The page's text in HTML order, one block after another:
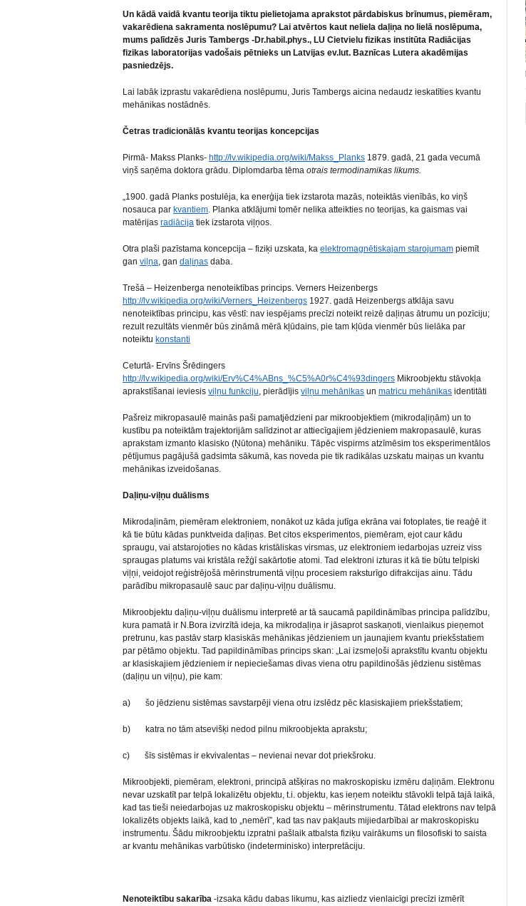
Un kādā vaidā kvantu teorija tiktu pielietojama aprakstot pārdabiskus brīnumus, piemēram,
vakarēdiena sakramenta noslēpumu? Lai atvērtos kaut neliela daļiņa no lielā noslēpuma,
mums palīdzēs Juris Tambergs -Dr.habil.phys., LU Cietvielu fizikas institūta Radiācijas
fizikas laboratorijas vadošais pētnieks un Latvijas ev.lut. Baznīcas Lutera akadēmijas
pasniedzējs.
Lai labāk izprastu vakarēdiena noslēpumu, Juris Tambergs aicina nedaudz ieskatīties kvantu
mehānikas nostādnēs.
Četras tradicionālās kvantu teorijas koncepcijas
Pirmā- Makss Planks- http://lv.wikipedia.org/wiki/Makss_Planks 1879. gadā, 21 gada vecumā
viņš saņēma doktora grādu. Diplomdarba tēma otrais termodinamikas likums.
„1900. gadā Planks postulēja, ka enerģija tiek izstarota mazās, noteiktās vienībās, ko viņš
nosauca par kvantiem. Planka atklājumi tomēr nelika atteikties no teorijas, ka gaismas vai
matērijas radiācija tiek izstarota viļņos.
Otra plaši pazīstama koncepcija – fiziķi uzskata, ka elektromagnētiskajam starojumam piemīt
gan viļņa, gan daļiņas daba.
Trešā – Heizenberga nenoteiktības princips. Verners Heizenbergs
http://lv.wikipedia.org/wiki/Verners_Heizenbergs 1927. gadā Heizenbergs atklāja savu
nenoteiktības principu, kas vēstī: nav iespējams precīzi noteikt reizē daļiņas ātrumu un pozīciju;
rezult rezultāts vienmēr būs zināmā mērā kļūdains, pie tam kļūda vienmēr būs lielāka par
noteiktu konstanti
Ceturtā- Ervīns Šrēdingers
http://lv.wikipedia.org/wiki/Erv%C4%ABns_%C5%A0r%C4%93dingers Mikroobjektu stāvokļa
aprakstīšanai ieviesis viļņu funkciju, pierādījis viļņu mehānikas un matricu mehānikas identitāti
Pašreiz mikropasaulē mainās paši pamatjēdzieni par mikroobjektiem (mikrodaļiņām) un to
kustību pa noteiktām trajektorijām salīdzinot ar attiecīgajiem jēdzieniem makropasaulē, kuras
aprakstam izmanto klasisko (Ņūtona) mehāniku. Tāpēc vispirms atzīmēsim tos eksperimentālos
pētījumus pagājušā gadsimta sākumā, kas noveda pie tik radikālas uzskatu maiņas un kvantu
mehānikas izveidošanas.
Daļiņu-viļņu duālisms
Mikrodaļinām, piemēram elektroniem, nonākot uz kāda jutīga ekrāna vai fotoplates, tie reaģē it
kā tie būtu kādas punktveida daļiņas. Bet citos eksperimentos, piemēram, ejot caur kādu
spraugu, vai atstarojoties no kādas kristāliskas virsmas, uz elektroniem iedarbojas uzreiz viss
spraugas platums vai kristāla režģī sakārtotie atomi. Tad elektroni izturas it kā tie būtu telpiski
viļņi, veidojot reģistrējošā mērinstrumentā viļņu procesiem raksturīgo difrakcijas ainu. Tādu
parādību mikropasaulē sauc par daļiņu-viļņu duālismu.
Mikroobjektu daļiņu-viļņu duālismu interpretē ar tā saucamā papildināmības principa palīdzību,
kura pamatā ir N.Bora izvirzītā ideja, ka mikrodaļiņa ir jāsaprot saskaņoti, vienlaikus pieņemot
pretrunu, kas pastāv starp klasiskās mehānikas jēdzieniem un jaunajiem kvantu priekšstatiem
par pētāmo objektu. Tad papildināmības princips skan: „Lai izsmeļoši aprakstītu kvantu objektu
ar klasiskajiem jēdzieniem ir nepieciešamas divas viena otru papildinošās jēdzienu sistēmas
(daļiņu un viļņu), pie kam:
a) šo jēdzienu sistēmas savstarpēji viena otru izslēdz pēc klasiskajiem priekšstatiem;
b) katra no tām atsevišķi nedod pilnu mikroobjekta aprakstu;
c) šīs sistēmas ir ekvivalentas – nevienai nevar dot priekšroku.
Mikroobjekti, piemēram, elektroni, principā atšķiras no makroskopisku izmēru daļiņām. Elektronu
nevar uzskatīt par telpā lokalizētu objektu, t.i. objektu, kas ieņem noteiktu stāvokli telpā tajā laikā,
kad tas tieši neiedarbojas uz makroskopisku objektu – mērinstrumentu. Tātad elektrons nav telpā
lokalizēts objekts laikā, kad to „nemērī”, kad tas nav pakļauts mijiedarbībai ar makroskopisku
instrumentu. Šādu mikroobjektu izpratni pašlaik atbalsta fiziķu vairākums un filosofiski to saista
ar kvantu mehānikas varbūtisko (indeterminisko) interpretāciju.
Nenoteiktību sakarība -izsaka kādu dabas likumu, kas aizliedz vienlaicīgi precīzi izmērīt